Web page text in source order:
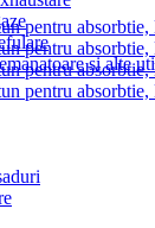
si alte
pentru
pentru
pentru
pentru